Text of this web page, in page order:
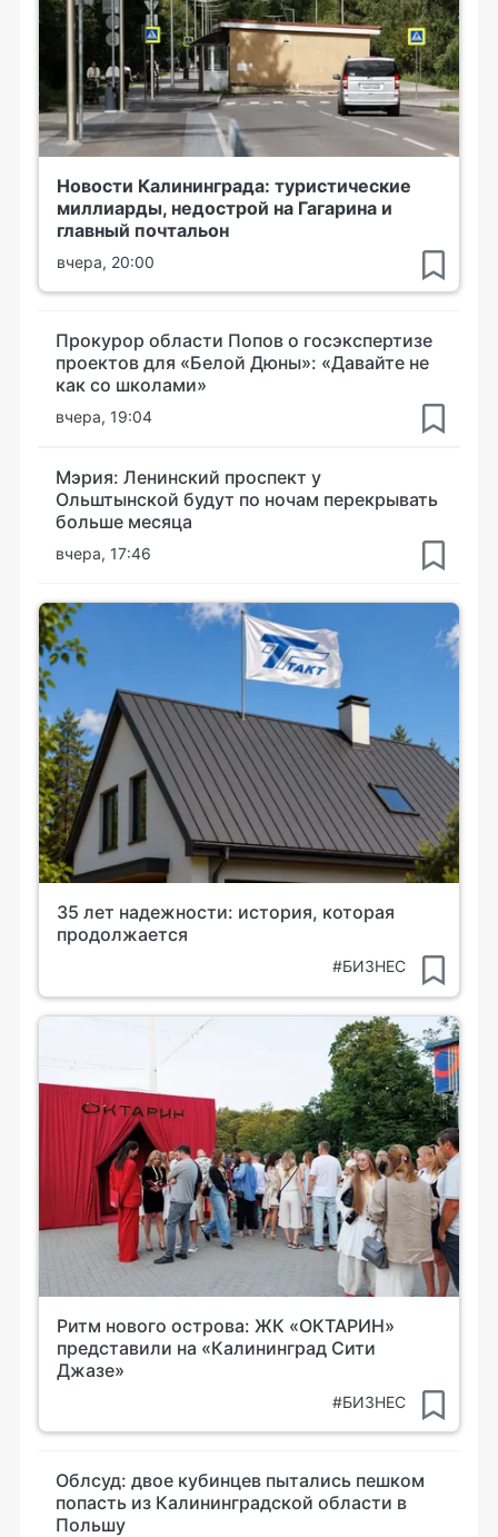
Новости Калининграда: туристические
миллиарды, недострой на Гагарина и
главный почтальон
вчера, 20:00
Прокурор области Попов о госэкспертизе
проектов для «Белой Дюны»: «Давайте не
как со школами»
вчера, 19:04
Мэрия: Ленинский проспект у
Ольштынской будут по ночам перекрывать
больше месяца
вчера, 17:46
35 лет надежности: история, которая
продолжается
#БИЗНЕС
Ритм нового острова: ЖК «ОКТАРИН»
представили на «Калининград Сити
Джазе»
#БИЗНЕС
Облсуд: двое кубинцев пытались пешком
попасть из Калининградской области в
Польшу